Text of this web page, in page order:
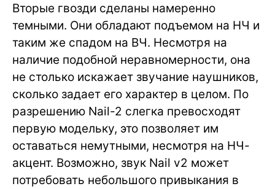
Вторые гвозди сделаны намеренно
темными. Они обладают подъемом на НЧ и
таким же спадом на ВЧ. Несмотря на
наличие подобной неравномерности, она
не столько искажает звучание наушников,
сколько задает его характер в целом. По
разрешению Nail-2 слегка превосходят
первую модельку, это позволяет им
оставаться немутными, несмотря на НЧ-
акцент. Возможно, звук Nail v2 может
потребовать небольшого привыкания в